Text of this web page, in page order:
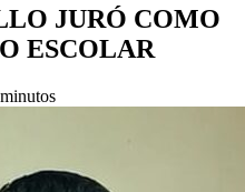
JURÓ COMO
ESCOLAR